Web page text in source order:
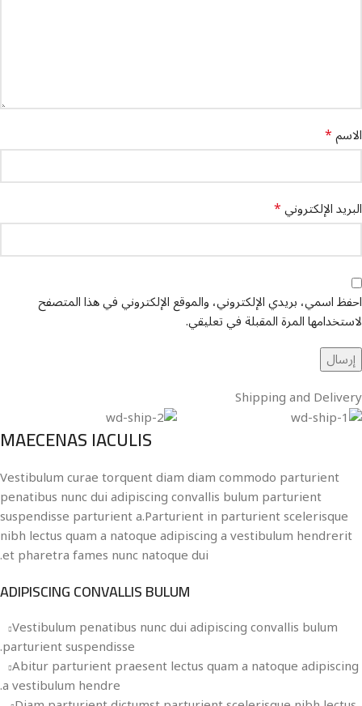
الاسم*
البريد الإلكتروني*
احفظ اسمي، بريدي الإلكتروني، والموقع الإلكتروني في هذا المتصفح
لاستخدامها المرة المقبلة في تعليقي.
Shipping and Delivery
MAECENAS IACULIS
Vestibulum curae torquent diam diam commodo parturient
penatibus nunc dui adipiscing convallis bulum parturient
suspendisse parturient a.Parturient in parturient scelerisque
nibh lectus quam a natoque adipiscing a vestibulum hendrerit
et pharetra fames nunc natoque dui.
ADIPISCING CONVALLIS BULUM
Vestibulum penatibus nunc dui adipiscing convallis bulum
parturient suspendisse.
Abitur parturient praesent lectus quam a natoque adipiscing
a vestibulum hendre.